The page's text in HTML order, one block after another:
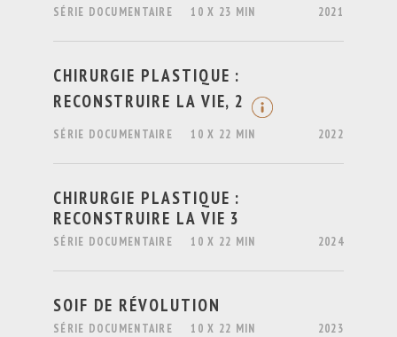
SÉRIE DOCUMENTAIRE 10 X 23 MIN 2021
CHIRURGIE PLASTIQUE :
RECONSTRUIRE LA VIE, 2
SÉRIE DOCUMENTAIRE 10 X 22 MIN 2022
CHIRURGIE PLASTIQUE :
RECONSTRUIRE LA VIE 3
SÉRIE DOCUMENTAIRE 10 X 22 MIN 2024
SOIF DE RÉVOLUTION
SÉRIE DOCUMENTAIRE 10 X 22 MIN 2023